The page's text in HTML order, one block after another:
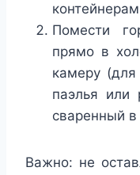
Помести
прямо в
камеру
паэлья или
сваренный
Важно: не